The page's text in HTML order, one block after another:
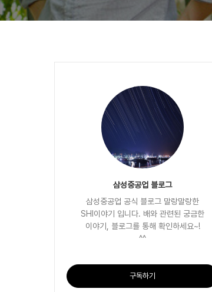
삼성중공업 블로그
삼성중공업 공식 블로그 말랑말랑한
SHI이야기 입니다. 배와 관련된 궁금한
이야기, 블로그를 통해 확인하세요~!
^^
구독하기